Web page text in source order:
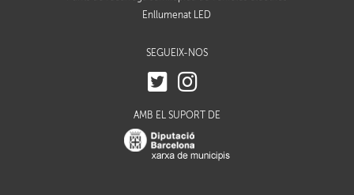
Enllumenat LED
SEGUEIX-NOS
AMB EL SUPORT DE